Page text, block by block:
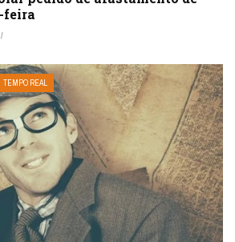
feira
TEMPO REAL